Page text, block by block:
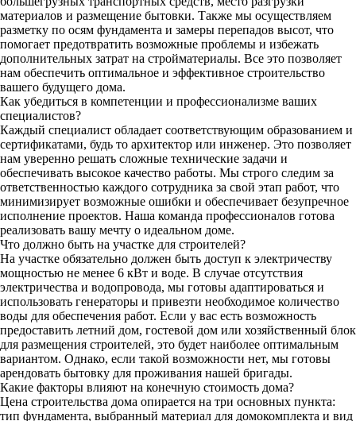
материалов и размещение бытовки. Также мы осуществляем
разметку по осям фундамента и замеры перепадов высот, что
помогает предотвратить возможные проблемы и избежать
дополнительных затрат на стройматериалы. Все это позволяет
нам обеспечить оптимальное и эффективное строительство
вашего будущего дома.
Как убедиться в компетенции и профессионализме ваших
специалистов?
Каждый специалист обладает соответствующим образованием и
сертификатами, будь то архитектор или инженер. Это позволяет
нам уверенно решать сложные технические задачи и
обеспечивать высокое качество работы. Мы строго следим за
ответственностью каждого сотрудника за свой этап работ, что
минимизирует возможные ошибки и обеспечивает безупречное
исполнение проектов. Наша команда профессионалов готова
реализовать вашу мечту о идеальном доме.
Что должно быть на участке для строителей?
На участке обязательно должен быть доступ к электричеству
мощностью не менее 6 кВт и воде. В случае отсутствия
электричества и водопровода, мы готовы адаптироваться и
использовать генераторы и привезти необходимое количество
воды для обеспечения работ. Если у вас есть возможность
предоставить летний дом, гостевой дом или хозяйственный блок
для размещения строителей, это будет наиболее оптимальным
вариантом. Однако, если такой возможности нет, мы готовы
арендовать бытовку для проживания нашей бригады.
Какие факторы влияют на конечную стоимость дома?
Цена строительства дома опирается на три основных пункта:
тип фундамента, выбранный материал для домокомплекта и вид